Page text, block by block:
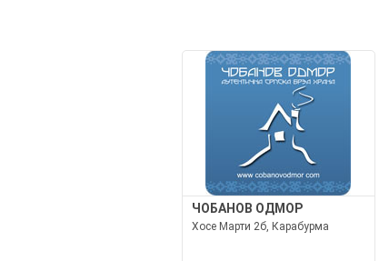
ЧОБАНОВ ОДМОР
Хосе Марти 2б, Карабурма